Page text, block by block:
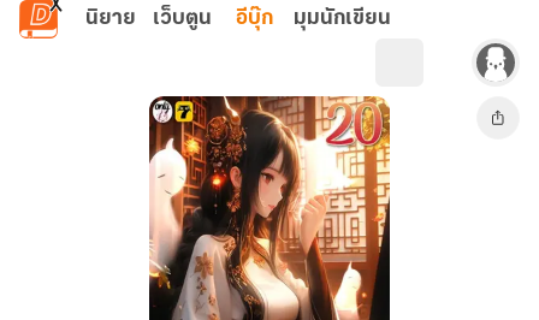
ข้ามไปยังเนื้อหาหลัก
นิยาย เว็บตูน อีบุ๊ก มุมนักเขียน